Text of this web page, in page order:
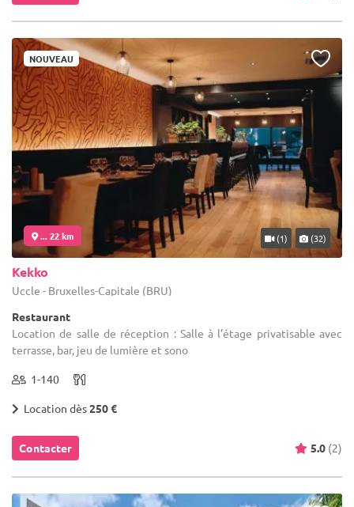
NOUVEAU
... 22 km (1) (32)
Kekko
Uccle - Bruxelles-Capitale (BRU)
Restaurant
Location de salle de réception : Salle à l’étage privatisable avec
terrasse, bar, jeu de lumière et sono
1-140
Location dès250 €
Contacter 5.0 (2)